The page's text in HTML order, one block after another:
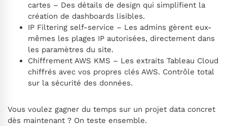
cartes – Des détails de design qui simplifient la
création de dashboards lisibles.
IP Filtering self-service – Les admins gèrent eux-
mêmes les plages IP autorisées, directement dans
les paramètres du site.
Chiffrement AWS KMS – Les extraits Tableau Cloud
chiffrés avec vos propres clés AWS. Contrôle total
sur la sécurité des données.
Vous voulez gagner du temps sur un projet data concret
dès maintenant ? On teste ensemble.